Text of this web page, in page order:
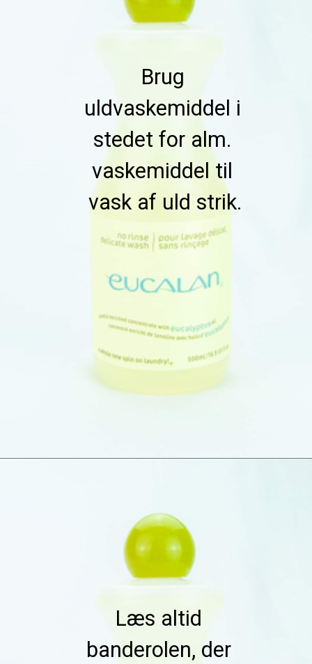
Brug
uldvaskemiddel i
stedet for alm.
vaskemiddel til
vask af uld strik.
Læs altid
banderolen, der